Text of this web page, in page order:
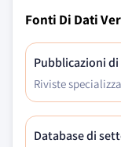
Fonti Di Dati
Pubblicazioni
Riviste
Database di